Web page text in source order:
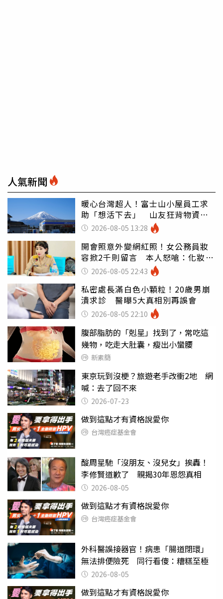
人氣新聞
暖心台灣超人！富士山小屋員工求
助「想活下去」 山友狂背物資上
山：台灣真的是寶島
2026-08-05 13:28
開會照意外變網紅照！女公務員妝
容掀2千則留言 本人怒嗆：化妝有
錯嗎2026-08-05 22:43
私密處長滿白色小顆粒！20歲男崩
潰求診 醫曝5大真相別再誤會
2026-08-05 22:10
腹部脂肪的「剋星」找到了，常吃這
幾物，吃走大肚囊，瘦出小蠻腰
新素簡
東京玩到沒梗？旅遊老手改衝2地 網
喊：去了回不來
2026-07-23
做到這點才有資格說愛你
台灣癌症基金會
酸周星馳「沒朋友、沒兒女」挨轟！
李修賢道歉了 親揭30年恩怨真相
2026-08-05
做到這點才有資格說愛你
台灣癌症基金會
外科醫誤接器官！病患「腸道閉環」
無法排便險死 同行看傻：糟糕至極
2026-08-05
做到這點才有資格說愛你